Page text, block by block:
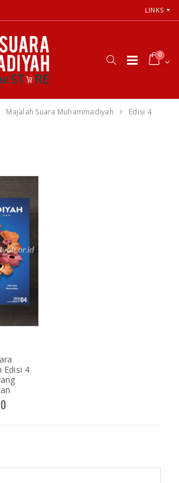
LINKS
0
Majalah Suara Muhammadiyah Edisi 4
Edisi 4